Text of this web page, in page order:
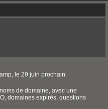
le 29 juin prochain.
de domaine, avec une
domaines expirés, questions